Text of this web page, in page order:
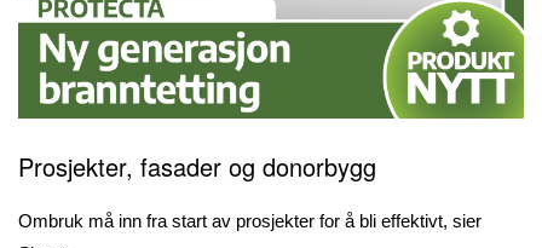
Prosjekter, fasader og donorbygg
Ombruk må inn fra start av prosjekter for å bli effektivt, sier